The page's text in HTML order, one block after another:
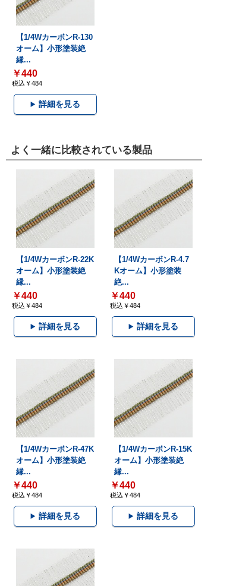
【1/4WカーボンR-130
オーム】小形塗装絶
縁...
￥440
税込￥484
詳細を見る
よく一緒に比較されている製品
【1/4WカーボンR-22K
オーム】小形塗装絶
縁...
￥440
税込￥484
詳細を見る
【1/4WカーボンR-4.7
Kオーム】小形塗装
絶...
￥440
税込￥484
詳細を見る
【1/4WカーボンR-47K
オーム】小形塗装絶
縁...
￥440
税込￥484
詳細を見る
【1/4WカーボンR-15K
オーム】小形塗装絶
縁...
￥440
税込￥484
詳細を見る